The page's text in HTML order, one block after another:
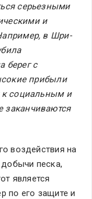
серьезными
и
в Шри-
берег с
прибыли
к социальным и
заканчиваются
воздействия на
песка,
является
по его защите и